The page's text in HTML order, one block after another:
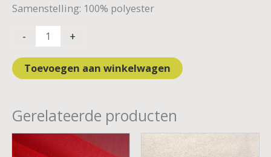
Samenstelling: 100% polyester
- +
Toevoegen aan winkelwagen
Gerelateerde producten
Prijsklasse:
€ 0,25